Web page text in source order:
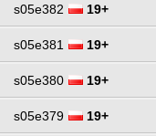
s05e382 19+
s05e381 19+
s05e380 19+
s05e379 19+